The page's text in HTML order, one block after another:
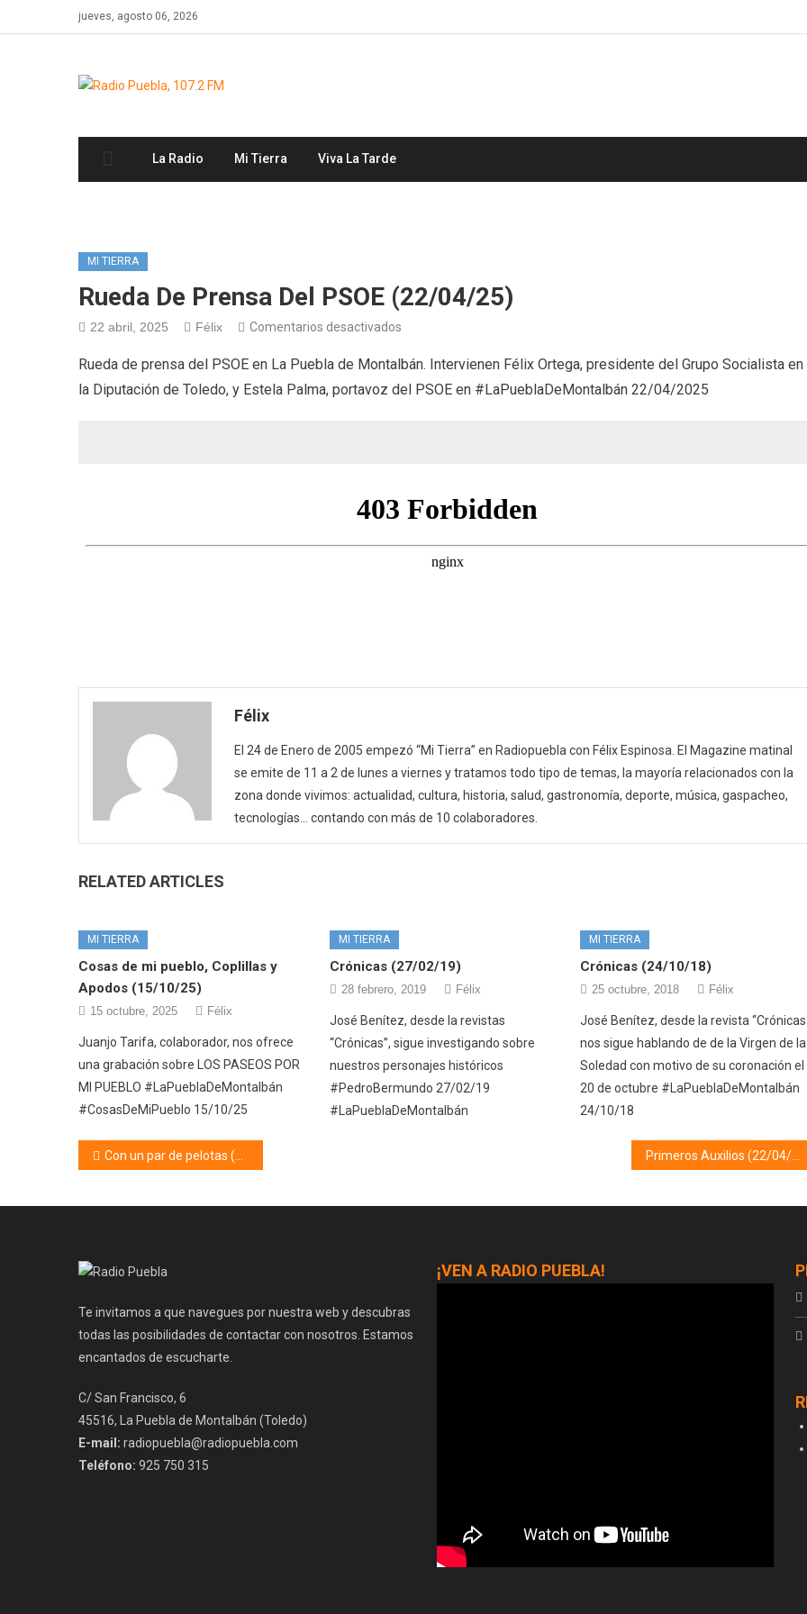
to
jueves, agosto 06, 2026
La Radio Mi Tierra Viva La Tarde
MI TIERRA
Rueda De Prensa Del PSOE (22/04/25)
22 abril, 2025 Félix Comentarios desactivados
de
prensa
Rueda de prensa del PSOE en La Puebla de Montalbán. Intervienen Félix Ortega, presidente del Grupo Socialista en
la Diputación de Toledo, y Estela Palma, portavoz del PSOE en #LaPueblaDeMontalbán 22/04/2025
Félix
El 24 de Enero de 2005 empezó “Mi Tierra” en Radiopuebla con Félix Espinosa. El Magazine matinal
se emite de 11 a 2 de lunes a viernes y tratamos todo tipo de temas, la mayoría relacionados con la
zona donde vivimos: actualidad, cultura, historia, salud, gastronomía, deporte, música, gaspacheo,
tecnologías… contando con más de 10 colaboradores.
RELATED ARTICLES
MI TIERRA
Cosas de mi pueblo, Coplillas y
Apodos (15/10/25)
15 octubre, 2025 Félix
Juanjo Tarifa, colaborador, nos ofrece
una grabación sobre LOS PASEOS POR
MI PUEBLO #LaPueblaDeMontalbán
#CosasDeMiPueblo 15/10/25
MI TIERRA
Crónicas (27/02/19)
28 febrero, 2019 Félix
José Benítez, desde la revistas
“Crónicas”, sigue investigando sobre
nuestros personajes históricos
#PedroBermundo 27/02/19
#LaPueblaDeMontalbán
MI TIERRA
Crónicas (24/10/18)
25 octubre, 2018 Félix
José Benítez, desde la revista
nos sigue hablando de de la Virgen de la
Soledad con motivo de su coronación el
20 de octubre #LaPueblaDeMontalbán
24/10/18
Navegación
Con un par de pelotas (21/04/25)
Te invitamos a que navegues por nuestra web y descubras
todas las posibilidades de contactar con nosotros. Estamos
encantados de escucharte.
C/ San Francisco, 6
45516, La Puebla de Montalbán (Toledo)
E-mail: radiopuebla@radiopuebla.com
Teléfono: 925 750 315
¡VEN A RADIO PUEBLA!